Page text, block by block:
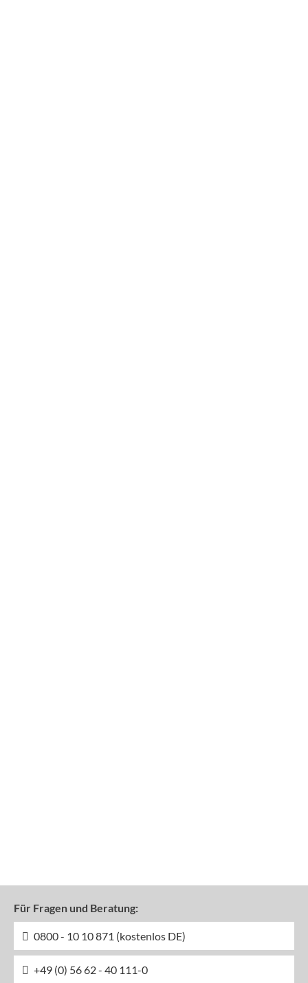
Für Fragen und Beratung:
0800 - 10 10 871 (kostenlos DE)
+49 (0) 56 62 - 40 111-0